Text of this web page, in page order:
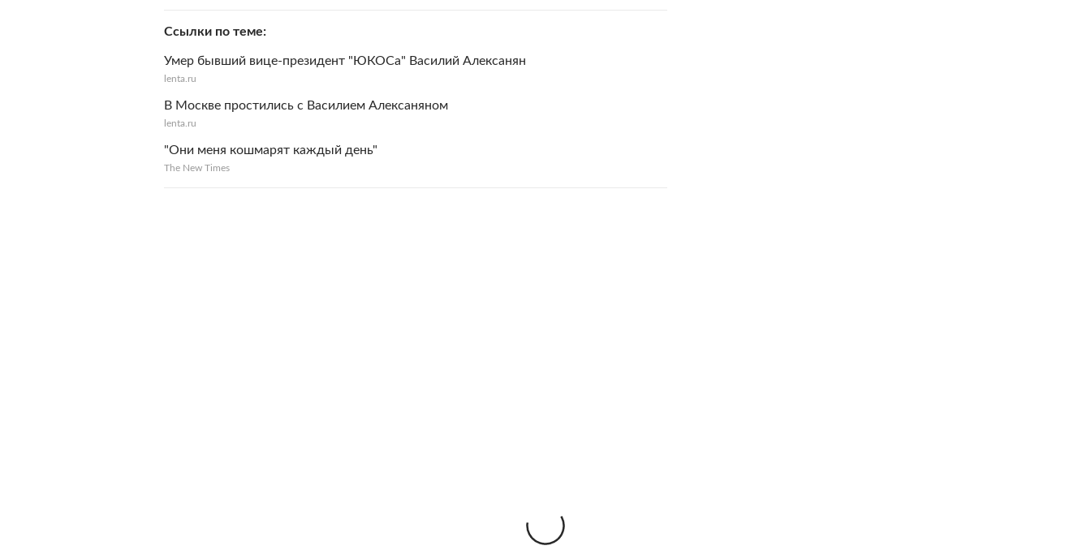
Ссылки по теме
Умер бывший вице-президент "ЮКОСа" Василий Алексанян
lenta.ru
В Москве простились с Василием Алексаняном
lenta.ru
"Они меня кошмарят каждый день"
The New Times